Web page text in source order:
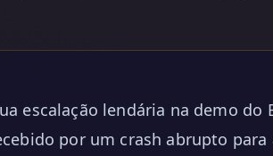
escalação lendária na demo do
por um crash abrupto para